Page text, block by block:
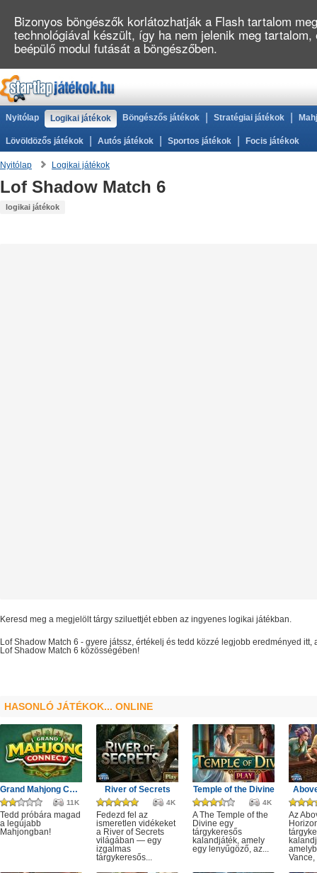
Nyitólap Logikai játékok Böngészős játékok Stratégiai játékok
Lövöldözős játékok Autós játékok Sportos játékok Focis játékok
Nyitólap Logikai játékok
Lof Shadow Match 6
logikai játékok
Keresd meg a megjelölt tárgy sziluettjét ebben az ingyenes logikai játékban.
Lof Shadow Match 6 - gyere játssz, értékelj és tedd közzé legjobb eredményed itt,
Lof Shadow Match 6 közösségében!
HASONLÓ JÁTÉKOK... ONLINE
Grand Mahjong Connect
11K
Tedd próbára magad
a legújabb
Mahjongban!
River of Secrets
4K
Fedezd fel az
ismeretlen vidékeket
a River of Secrets
világában — egy
izgalmas
tárgykeresős...
Temple of the Divine
4K
A The Temple of the
Divine egy
tárgykeresős
kalandjáték, amely
egy lenyűgöző, az...
Az
Vance,
Bizonyos böngészők korlátozhatják a Flash tartalom
technológiával készült, így ha nem jelenik meg
beépülő modul futását a böngészőben.